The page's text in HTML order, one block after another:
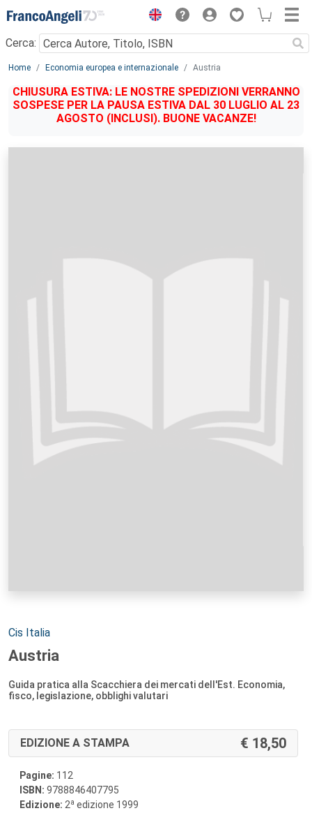
Menu
Cerca:
Main content
Home Economia europea e internazionale Austria
CHIUSURA ESTIVA: LE NOSTRE SPEDIZIONI VERRANNO
SOSPESE PER LA PAUSA ESTIVA DAL 30 LUGLIO AL 23
AGOSTO (INCLUSI). BUONE VACANZE!
Autori:
Cis Italia
Austria
Guida pratica alla Scacchiera dei mercati dell'Est. Economia,
fisco, legislazione, obblighi valutari
EDIZIONE A STAMPA 18,50
Pagine: 112
ISBN: 9788846407795
Edizione: 2a edizione 1999